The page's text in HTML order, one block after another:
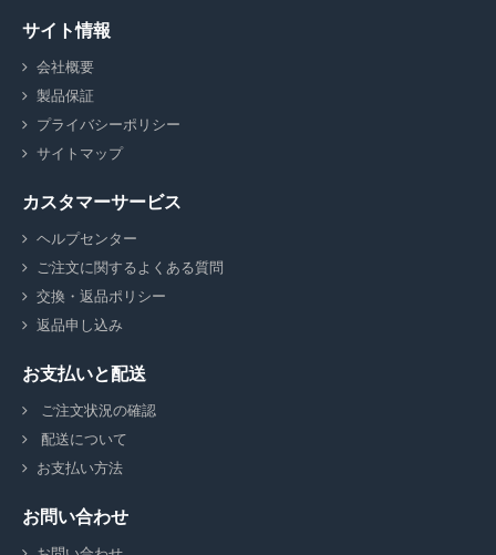
サイト情報
会社概要
製品保証
プライバシーポリシー
サイトマップ
カスタマーサービス
ヘルプセンター
ご注文に関するよくある質問
交換・返品ポリシー
返品申し込み
お支払いと配送
ご注文状況の確認
配送について
お支払い方法
お問い合わせ